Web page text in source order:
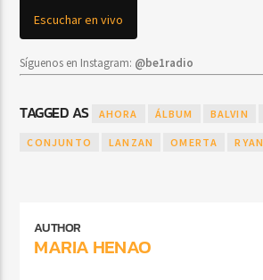
Escuchar en vivo
Síguenos en Instagram: @be1radio
TAGGED AS AHORA ÁLBUM BALVIN
CONJUNTO LANZAN OMERTA RYAN
AUTHOR
MARIA HENAO